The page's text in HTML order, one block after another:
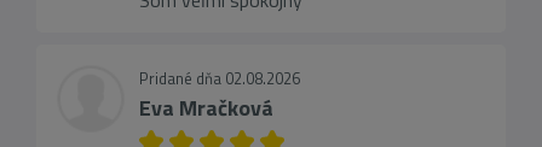
Pridané dňa 02.08.2026
Eva Mračková